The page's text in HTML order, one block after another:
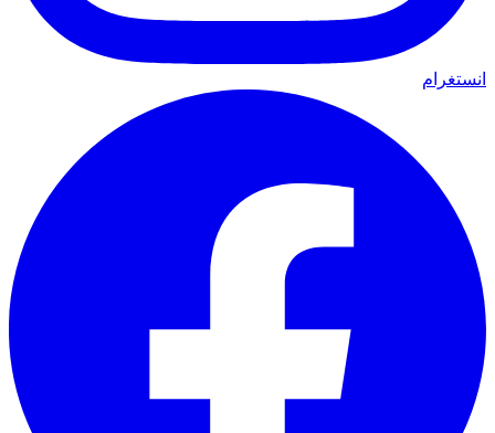
انستغرام